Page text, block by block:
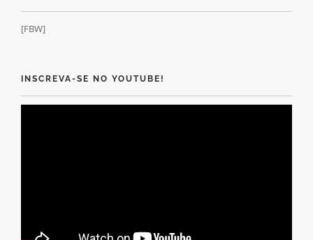
[FBW]
INSCREVA-SE NO YOUTUBE!